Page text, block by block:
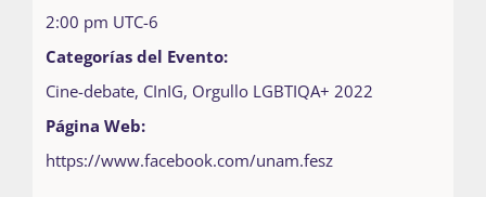
2:00 pm UTC-6
Categorías del Evento:
Cine-debate, CInIG, Orgullo LGBTIQA+ 2022
Página Web:
https://www.facebook.com/unam.fesz